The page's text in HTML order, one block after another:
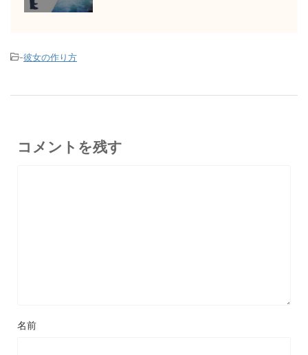
-彼女の作り方
コメントを残す
名前